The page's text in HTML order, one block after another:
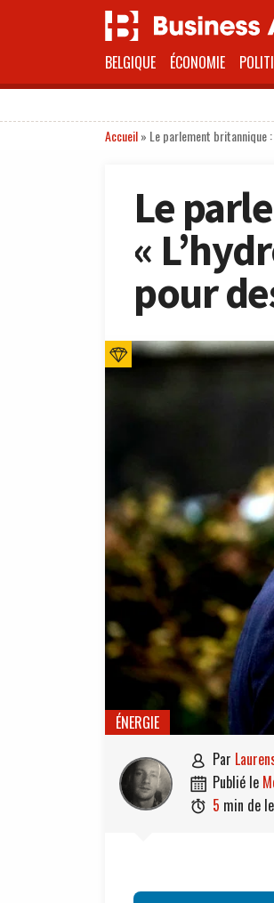
BELGIQUE ÉCONOMIE
Accueil» Le parlement britannique
Le
«
pour
ÉNERGIE
 par
 publié le
 5 min de